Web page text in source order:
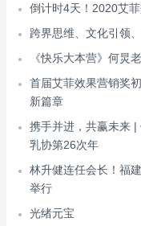
倒计时4天！2020艾
跨界思维、文化引领
《快乐大本营》何炅
首届艾菲效果营销奖
新篇章
携手并进，共赢未来 |
乳协第26次年
林升健连任会长！福
举行
光绪元宝